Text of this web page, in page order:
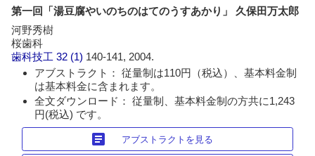
第一回「湯豆腐やいのちのはてのうすあかり」 久保田万太郎
河野秀樹
桜歯科
歯科技工 32 (1) 140-141, 2004.
アブストラクト： 従量制は110円（税込）、基本料金制
は基本料金に含まれます。
全文ダウンロード： 従量制、基本料金制の方共に1,243
円(税込) です。
article アブストラクトを見る